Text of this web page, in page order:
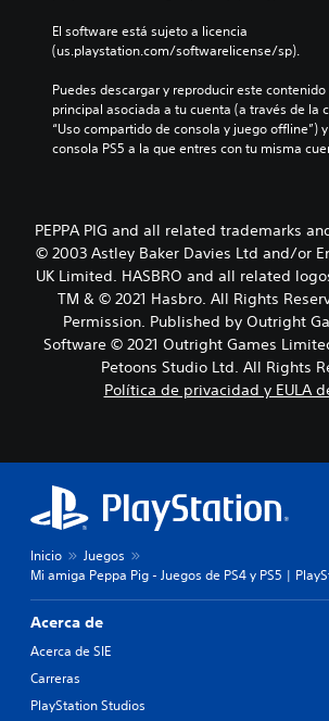
El software está sujeto a licencia
(us.playstation.com/softwarelicense/sp).
Puedes descargar y reproducir este contenido
principal asociada a tu cuenta (a través de la
“Uso compartido de consola y juego offline”)
consola PS5 a la que entres con tu misma
PEPPA PIG and all related trademarks
© 2003 Astley Baker Davies Ltd and/or
UK Limited. HASBRO and all related
TM & © 2021 Hasbro. All Rights
Permission. Published by Outright
Software © 2021 Outright Games
Petoons Studio Ltd. All Rights
Política de privacidad y EULA
Inicio
Juegos
Mi amiga Peppa Pig - Juegos de PS4 y PS5 |
Acerca de
Acerca de SIE
Carreras
PlayStation Studios